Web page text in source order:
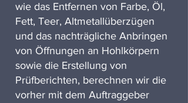
wie das Entfernen von Farbe, Öl,
Fett, Teer, Altmetallüberzügen
und das nachträgliche Anbringen
von Öffnungen an Hohlkörpern
sowie die Erstellung von
Prüfberichten, berechnen wir die
vorher mit dem Auftraggeber